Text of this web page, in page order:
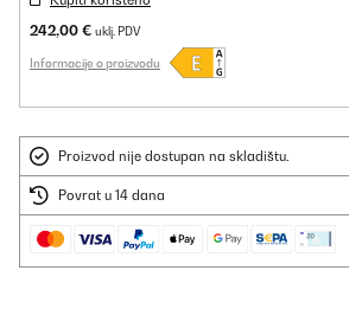
242,00 € uklj. PDV
Informacije o proizvodu
Proizvod nije dostupan na skladištu.
Povrat u 14 dana